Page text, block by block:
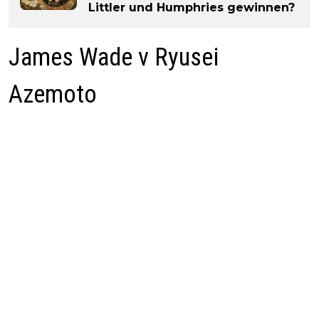
Littler und Humphries gewinnen?
James Wade v Ryusei
Azemoto